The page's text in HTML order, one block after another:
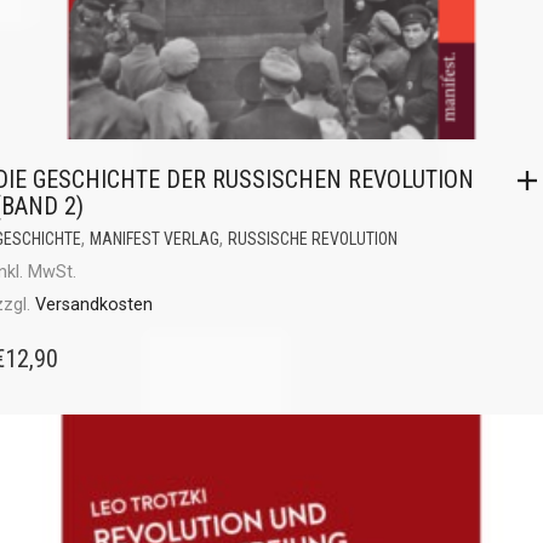
GESCHICHTE DER RUSSISCHEN REVOLUTION
2)
, MANIFEST VERLAG, RUSSISCHE REVOLUTION
MwSt.
Versandkosten
12,90